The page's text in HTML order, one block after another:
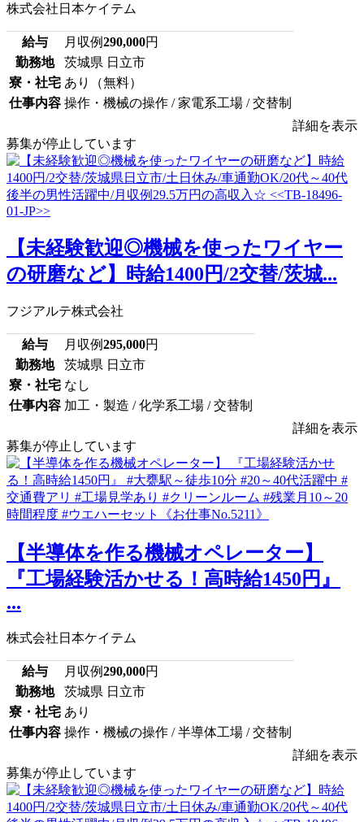
株式会社日本ケイテム
給与 月収例290,000円
勤務地
茨城県 日立市
寮・社宅 あり（無料）
仕事内容 操作・機械の操作 / 家電系工場 / 交替制
詳細を表示
募集が停止しています
【未経験歓迎◎機械を使ったワイヤー
の研磨など】時給1400円/2交替/茨城...
フジアルテ株式会社
給与 月収例295,000円
勤務地
茨城県 日立市
寮・社宅 なし
仕事内容 加工・製造 / 化学系工場 / 交替制
詳細を表示
募集が停止しています
【半導体を作る機械オペレーター】
『工場経験活かせる！高時給1450円』
...
株式会社日本ケイテム
給与 月収例290,000円
勤務地
茨城県 日立市
寮・社宅 あり
仕事内容 操作・機械の操作 / 半導体工場 / 交替制
詳細を表示
募集が停止しています